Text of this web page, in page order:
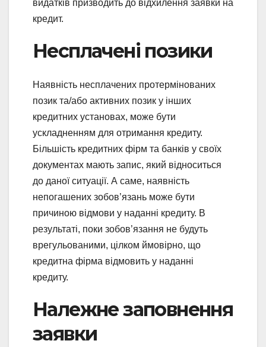
видатків призводить до відхилення заявки на
кредит.
Несплачені позики
Наявність несплачених протермінованих
позик та/або активних позик у інших
кредитних установах, може бути
ускладненням для отримання кредиту.
Більшість кредитних фірм та банків у своїх
документах мають запис, який відноситься
до даної ситуації. А саме, наявність
непогашених зобов’язань може бути
причиною відмови у наданні кредиту. В
результаті, поки зобов’язання не будуть
врегульованими, цілком ймовірно, що
кредитна фірма відмовить у наданні
кредиту.
Належне заповнення
заявки